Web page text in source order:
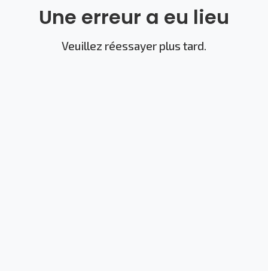
Une erreur a eu lieu
Veuillez réessayer plus tard.